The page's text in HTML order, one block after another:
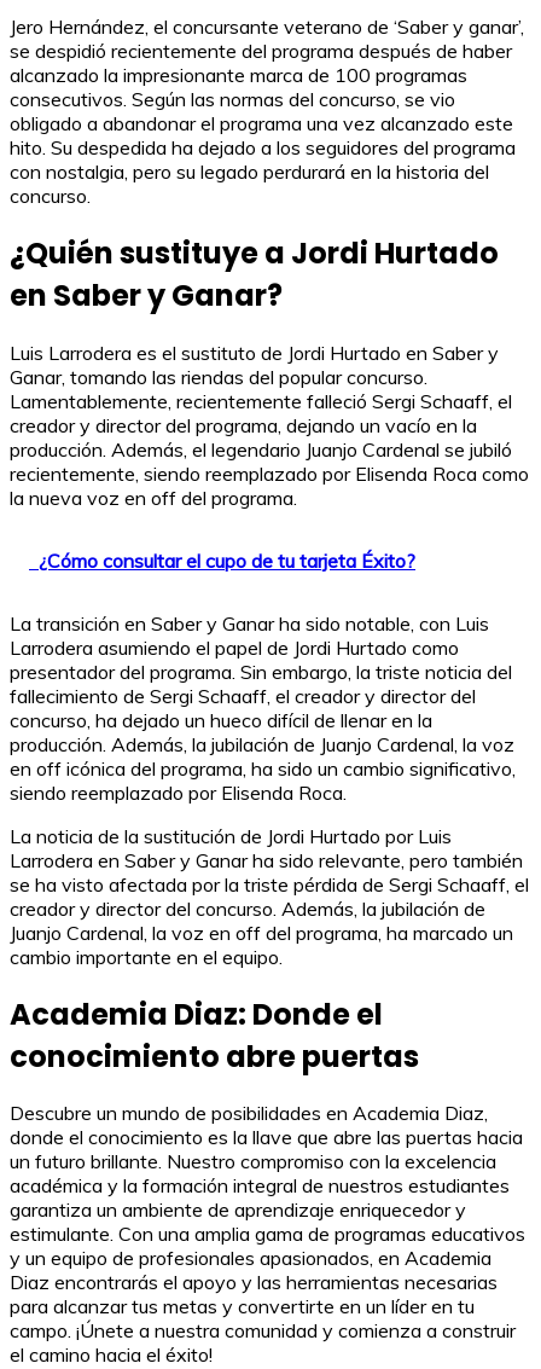
Jero Hernández, el concursante veterano de ‘Saber y ganar’,
se despidió recientemente del programa después de haber
alcanzado la impresionante marca de 100 programas
consecutivos. Según las normas del concurso, se vio
obligado a abandonar el programa una vez alcanzado este
hito. Su despedida ha dejado a los seguidores del programa
con nostalgia, pero su legado perdurará en la historia del
concurso.
¿Quién sustituye a Jordi Hurtado
en Saber y Ganar?
Luis Larrodera es el sustituto de Jordi Hurtado en Saber y
Ganar, tomando las riendas del popular concurso.
Lamentablemente, recientemente falleció Sergi Schaaff, el
creador y director del programa, dejando un vacío en la
producción. Además, el legendario Juanjo Cardenal se jubiló
recientemente, siendo reemplazado por Elisenda Roca como
la nueva voz en off del programa.
¿Cómo consultar el cupo de tu tarjeta Éxito?
La transición en Saber y Ganar ha sido notable, con Luis
Larrodera asumiendo el papel de Jordi Hurtado como
presentador del programa. Sin embargo, la triste noticia del
fallecimiento de Sergi Schaaff, el creador y director del
concurso, ha dejado un hueco difícil de llenar en la
producción. Además, la jubilación de Juanjo Cardenal, la voz
en off icónica del programa, ha sido un cambio significativo,
siendo reemplazado por Elisenda Roca.
La noticia de la sustitución de Jordi Hurtado por Luis
Larrodera en Saber y Ganar ha sido relevante, pero también
se ha visto afectada por la triste pérdida de Sergi Schaaff, el
creador y director del concurso. Además, la jubilación de
Juanjo Cardenal, la voz en off del programa, ha marcado un
cambio importante en el equipo.
Academia Diaz: Donde el
conocimiento abre puertas
Descubre un mundo de posibilidades en Academia Diaz,
donde el conocimiento es la llave que abre las puertas hacia
un futuro brillante. Nuestro compromiso con la excelencia
académica y la formación integral de nuestros estudiantes
garantiza un ambiente de aprendizaje enriquecedor y
estimulante. Con una amplia gama de programas educativos
y un equipo de profesionales apasionados, en Academia
Diaz encontrarás el apoyo y las herramientas necesarias
para alcanzar tus metas y convertirte en un líder en tu
campo. ¡Únete a nuestra comunidad y comienza a construir
el camino hacia el éxito!